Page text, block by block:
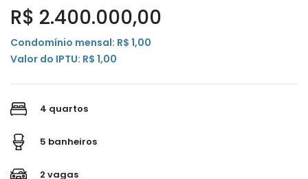
R$ 2.400.000,00
Condomínio mensal: R$ 1,00
Valor do IPTU: R$ 1,00
4 quartos
5 banheiros
2 vagas